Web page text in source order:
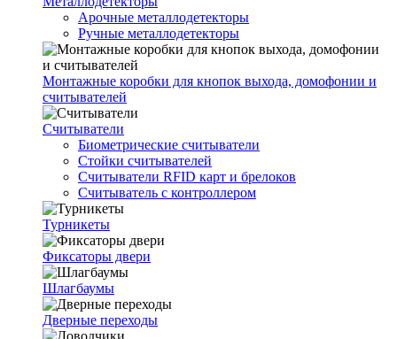
Арочные металлодетекторы
Ручные металлодетекторы
Монтажные коробки для кнопок выхода, домофонии и
считывателей
Считыватели
Биометрические считыватели
Стойки считывателей
Считыватели RFID карт и брелоков
Считыватель с контроллером
Турникеты
Фиксаторы двери
Шлагбаумы
Дверные переходы